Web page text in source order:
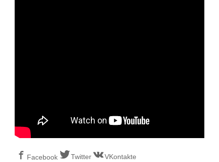
Facebook Twitter VKontakte